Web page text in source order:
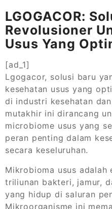
LGOGACOR:
Revolusioner
Usus Yang
[ad_1]
Lgogacor, solusi baru
kesehatan usus yang
di industri kesehatan
mutakhir ini dirancang
microbiome usus yang
peran penting dalam
secara keseluruhan.
Mikrobioma usus adalah
triliunan bakteri, jamur,
yang hidup di saluran
Mikroorganisme ini